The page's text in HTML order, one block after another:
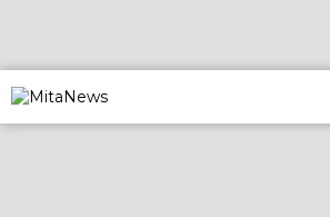
ke
konten